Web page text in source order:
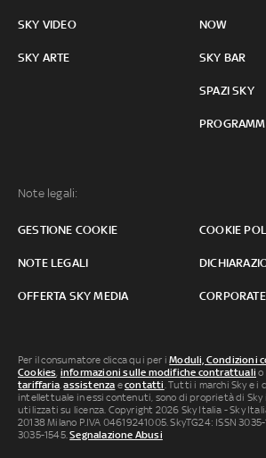
SKY VIDEO
SKY ARTE
NOW
SKY BAR
SPAZI SKY
Note legali:
GESTIONE COOKIE COOKIE
NOTE LEGALI
OFFERTA SKY MEDIA CORPORATE
Per il consumatore clicca qui per iModuli, Condizioni
Cookies, informazioni sulle modifiche contrattuali o
tariffaria,assistenza econtatti. Tutti i marchi Sky e
intellettuale in essi contenuti, sono di proprietà di Sky
utilizzati su licenza. Copyright 2026 Sky Italia - Sky
20138 Milano P.IVA 04619241005. SkyTG24: ISSN
3035-1545.Segnalazione Abusi